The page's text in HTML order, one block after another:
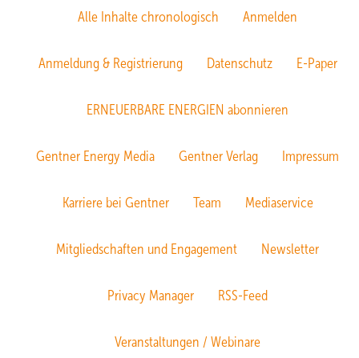
Alle Inhalte chronologisch Anmelden
Anmeldung & Registrierung Datenschutz E-Paper
ERNEUERBARE ENERGIEN abonnieren
Gentner Energy Media Gentner Verlag Impressum
Karriere bei Gentner Team Mediaservice
Mitgliedschaften und Engagement Newsletter
Privacy Manager RSS-Feed
Veranstaltungen / Webinare